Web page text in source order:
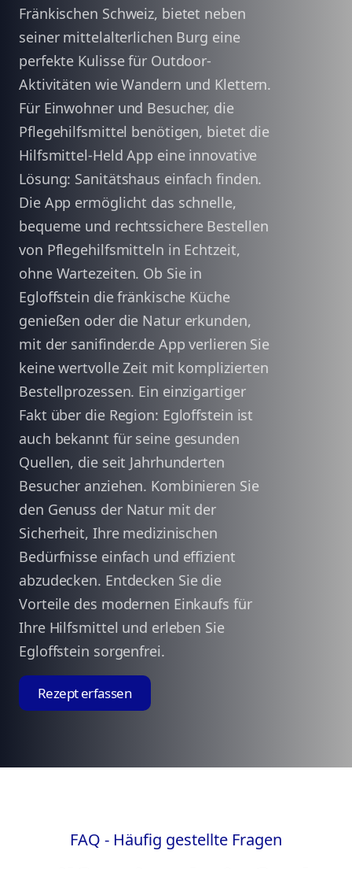
Fränkischen Schweiz, bietet neben
seiner mittelalterlichen Burg eine
perfekte Kulisse für Outdoor-
Aktivitäten wie Wandern und Klettern.
Für Einwohner und Besucher, die
Pflegehilfsmittel benötigen, bietet die
Hilfsmittel-Held App eine innovative
Lösung: Sanitätshaus einfach finden.
Die App ermöglicht das schnelle,
bequeme und rechtssichere Bestellen
von Pflegehilfsmitteln in Echtzeit,
ohne Wartezeiten. Ob Sie in
Egloffstein die fränkische Küche
genießen oder die Natur erkunden,
mit der sanifinder.de App verlieren Sie
keine wertvolle Zeit mit komplizierten
Bestellprozessen. Ein einzigartiger
Fakt über die Region: Egloffstein ist
auch bekannt für seine gesunden
Quellen, die seit Jahrhunderten
Besucher anziehen. Kombinieren Sie
den Genuss der Natur mit der
Sicherheit, Ihre medizinischen
Bedürfnisse einfach und effizient
abzudecken. Entdecken Sie die
Vorteile des modernen Einkaufs für
Ihre Hilfsmittel und erleben Sie
Egloffstein sorgenfrei.
Rezept erfassen
FAQ - Häufig gestellte Fragen